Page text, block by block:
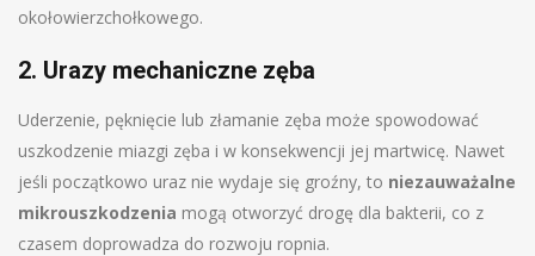
okołowierzchołkowego.
2. Urazy mechaniczne zęba
Uderzenie, pęknięcie lub złamanie zęba może spowodować
uszkodzenie miazgi zęba i w konsekwencji jej martwicę. Nawet
jeśli początkowo uraz nie wydaje się groźny, to niezauważalne
mikrouszkodzenia mogą otworzyć drogę dla bakterii, co z
czasem doprowadza do rozwoju ropnia.